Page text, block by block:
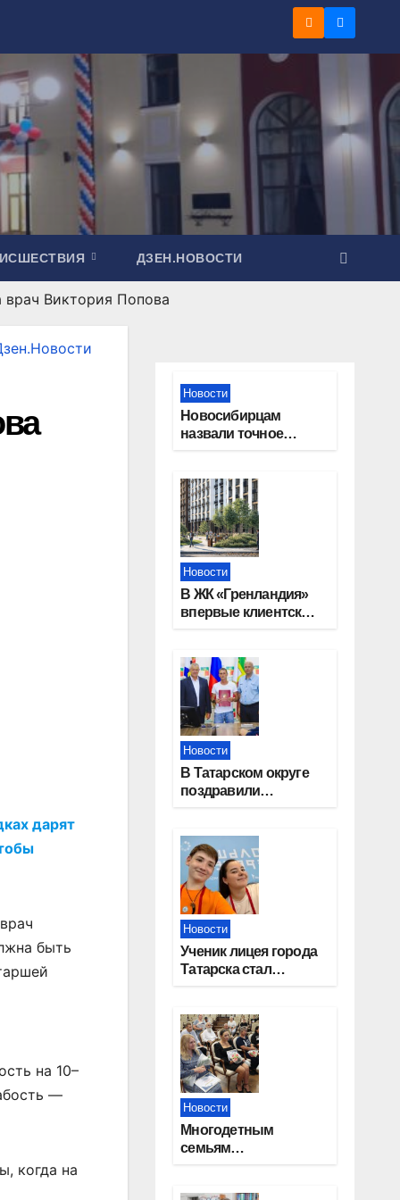
ДЗЕН.НОВОСТИ
врач Виктория Попова
дарят
быть
на 10–
—
когда на
Новости
Новосибирцам
назвали точное
праздники в 2027
году
Новости
В ЖК «Гренландия»
впервые клиентские
группы компаний
«СОЮЗ»
Новости
В Татарском округе
поздравили
отрасли
Новости
Ученик лицея города
Татарска стал
Новости
Многодетным
семьям